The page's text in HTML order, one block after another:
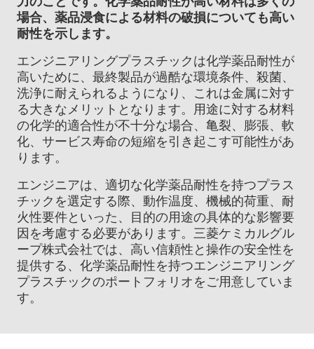
場合、薬品浸食による材料の破損についても高い
耐性を示します。
エンジニアリングプラスチックは化学薬品耐性が
高いために、最終製品が過酷な環境条件、殺菌、
洗浄に耐えられるようになり、これは金属に対す
る大きなメリットとなります。用途に対する材料
の化学的適合性が不十分な場合、亀裂、膨張、軟
化、サービス寿命の短縮を引き起こす可能性があ
ります。
エンジニアは、適切な化学薬品耐性を持つプラス
チックを選定する際、動作温度、機械的荷重、耐
火性要件といった、目的の用途の具体的な影響要
因を考慮する必要があります。三菱ケミカルグル
ープ株式会社では、高い信頼性と操作の安全性を
提供する、化学薬品耐性を持つエンジニアリング
プラスチックのポートフォリオをご用意していま
す。